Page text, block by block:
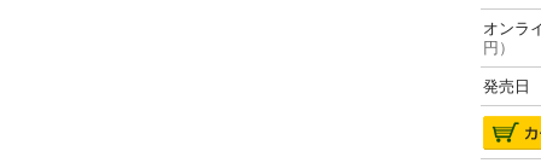
オン
円）
発売日